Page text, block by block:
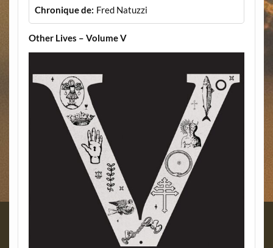
Chronique de: Fred Natuzzi
Other Lives – Volume V